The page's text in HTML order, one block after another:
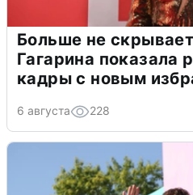
Больше не
Гагарина показала
кадры с новым
6 августа 228